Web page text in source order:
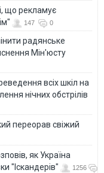
що рекламує
147 0
радянське
Мін'юсту
всіх шкіл на
нічних обстрілів
переорав свіжий
як Україна
"Іскандерів"
1256